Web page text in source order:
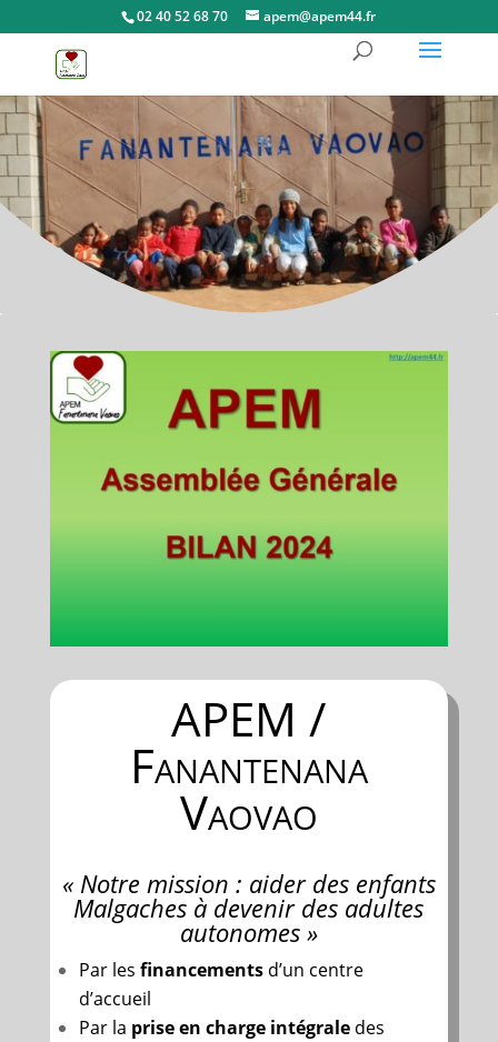
02 40 52 68 70 apem@apem44.fr
APEM /
Fanantenana
Vaovao
« Notre mission : aider des enfants
Malgaches à devenir des adultes
autonomes »
Par les financementsd’un centre
d’accueil
Par la prise en charge intégraledes